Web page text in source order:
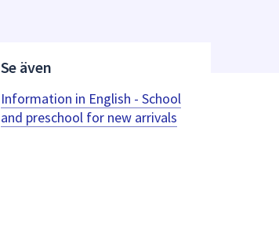
Se även
Information in English - School
and preschool for new arrivals